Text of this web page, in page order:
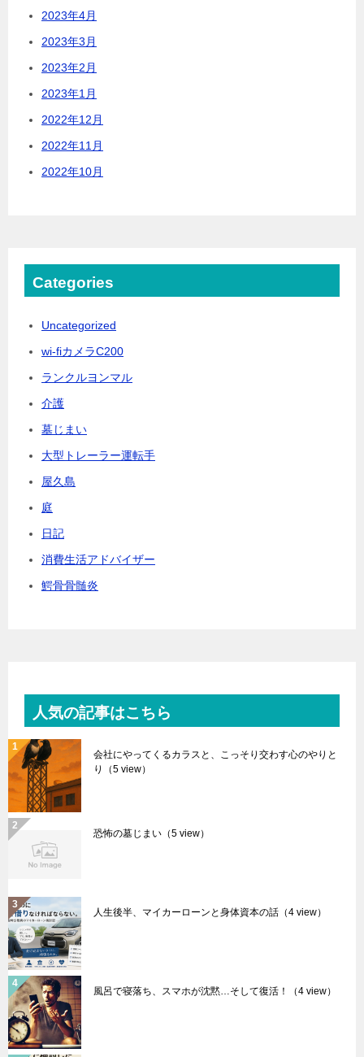
2023年4月
2023年3月
2023年2月
2023年1月
2022年12月
2022年11月
2022年10月
Categories
Uncategorized
wi-fiカメラC200
ランクルヨンマル
介護
墓じまい
大型トレーラー運転手
屋久島
庭
日記
消費生活アドバイザー
鰐骨骨髄炎
人気の記事はこちら
会社にやってくるカラスと、こっそり交わす心のやりと
り
（5 view）
恐怖の墓じまい （5 view）
人生後半、マイカーローンと身体資本の話 （4 view）
風呂で寝落ち、スマホが沈黙…そして復活！ （4 view）